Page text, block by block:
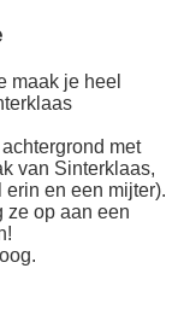
maak je heel
met
van Sinterklaas,
en een mijter).
ze op aan een